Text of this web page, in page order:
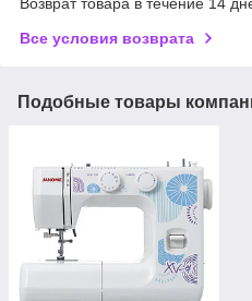
Все условия возврата
Подобные товары